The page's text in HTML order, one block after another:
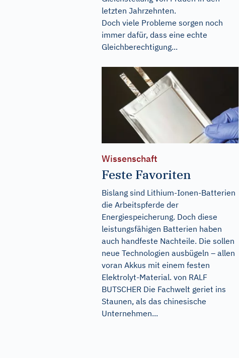
letzten Jahrzehnten.
Doch viele Probleme sorgen noch
immer dafür, dass eine echte
Gleichberechtigung...
Wissenschaft
Feste Favoriten
Bislang sind Lithium-Ionen-Batterien
die Arbeitspferde der
Energiespeicherung. Doch diese
leistungsfähigen Batterien haben
auch handfeste Nachteile. Die sollen
neue Technologien ausbügeln – allen
voran Akkus mit einem festen
Elektrolyt-Material. von RALF
BUTSCHER Die Fachwelt geriet ins
Staunen, als das chinesische
Unternehmen...